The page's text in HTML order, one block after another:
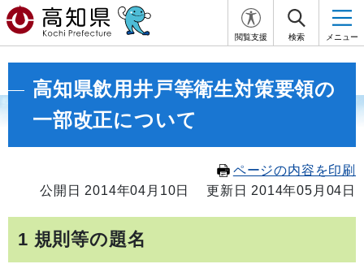
閲覧支援 検索 メニュー
高知県飲用井戸等衛生対策要領の
一部改正について
ページの内容を印刷
公開日 2014年04月10日
更新日 2014年05月04日
1 規則等の題名